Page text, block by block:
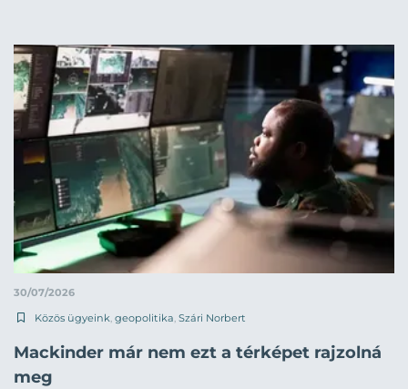
30/07/2026
Közös ügyeink, geopolitika, Szári Norbert
Mackinder már nem ezt a térképet rajzolná
meg